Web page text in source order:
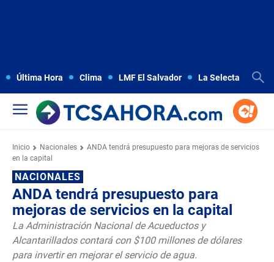
Última Hora Clima LMF El Salvador La Selecta
Inicio Nacionales
ANDA tendrá presupuesto para mejoras de servicios
en la capital
NACIONALES
ANDA tendrá presupuesto para
mejoras de servicios en la capital
La Administración Nacional de Acueductos y
Alcantarillados contará con $100 millones de dólares
para invertir en mejorar el servicio de agua.